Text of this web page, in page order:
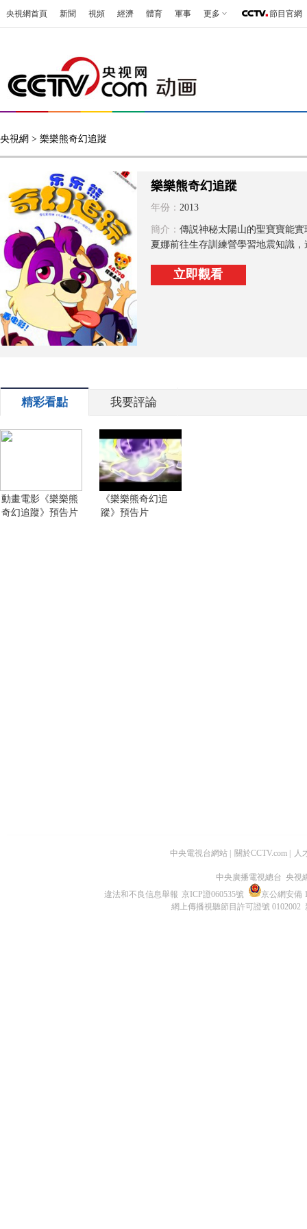
央視網首頁 新聞 視頻 經濟 體育 軍事 更多 節目官網
央視網 > 樂樂熊奇幻追蹤
樂樂熊奇幻追蹤
年份： 2013
簡介： 傳説神秘太陽山的聖寶寶能
夏娜前往生存訓練營學習地震知識
立即觀看
精彩看點 我要評論
動畫電影《樂樂熊
奇幻追蹤》預告片
《樂樂熊奇幻追
蹤》預告片
中央電視台網站 關於CCTV.com 人
中央廣播電視總台 央視
違法和不良信息舉報 京ICP證060535號
京公網安備
網上傳播視聽節目許可證號 0102002